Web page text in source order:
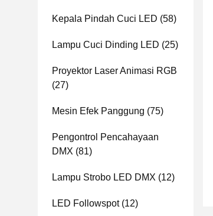
Kepala Pindah Cuci LED (58)
Lampu Cuci Dinding LED (25)
Proyektor Laser Animasi RGB
(27)
Mesin Efek Panggung (75)
Pengontrol Pencahayaan
DMX (81)
Lampu Strobo LED DMX (12)
LED Followspot(12)